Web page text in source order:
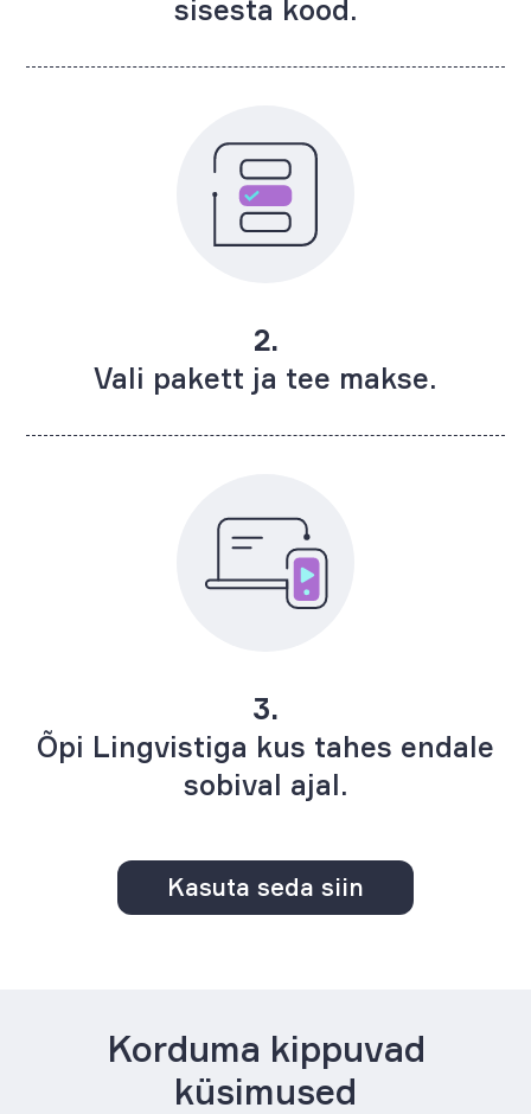
sisesta kood.
2.
Vali pakett ja tee makse.
3.
Õpi Lingvistiga kus tahes endale
sobival ajal.
Kasuta seda siin
Korduma kippuvad
küsimused